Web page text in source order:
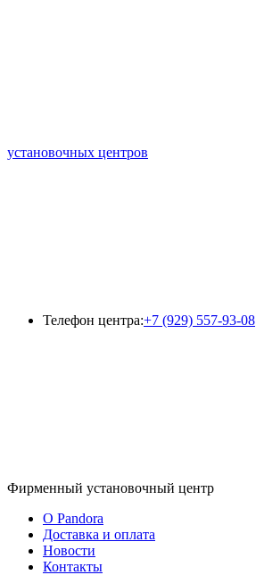
установочных центров
Телефон центра:+7 (929) 557-93-08
Фирменный установочный центр
O Pandora
Доставка и оплата
Новости
Контакты